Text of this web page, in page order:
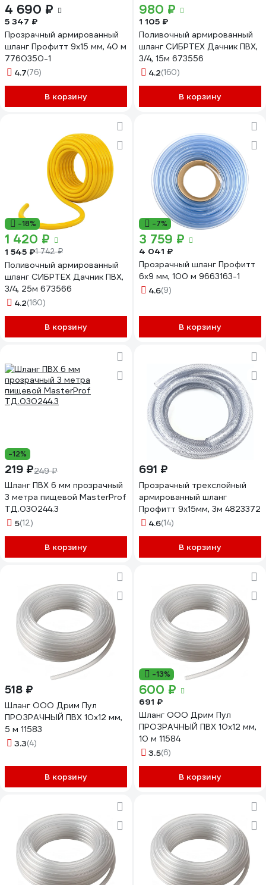
4 690 ₽
5 347 ₽
Прозрачный армированный
шланг Профитт 9х15 мм, 40 м
7760350-1
4.7(76)
В корзину
980 ₽
1 105 ₽
Поливочный армированный
шланг СИБРТЕХ Дачник ПВХ,
3/4, 15м 673556
4.2(160)
В корзину
-18%
1 420 ₽
1 545 ₽1 742 ₽
Поливочный армированный
шланг СИБРТЕХ Дачник ПВХ,
3/4, 25м 673566
4.2(160)
В корзину
-7%
3 759 ₽
4 041 ₽
Прозрачный шланг Профитт
6х9 мм, 100 м 9663163-1
4.6(9)
В корзину
-12%
219 ₽249 ₽
Шланг ПВХ 6 мм прозрачный
3 метра пищевой MasterProf
ТД.030244.3
5(12)
В корзину
691 ₽
Прозрачный трехслойный
армированный шланг
Профитт 9х15мм, 3м 4823372
4.6(14)
В корзину
518 ₽
Шланг ООО Дрим Пул
ПРОЗРАЧНЫЙ ПВХ 10x12 мм,
5 м 11583
3.3(4)
В корзину
-13%
600 ₽
691 ₽
Шланг ООО Дрим Пул
ПРОЗРАЧНЫЙ ПВХ 10x12 мм,
10 м 11584
3.5(6)
В корзину